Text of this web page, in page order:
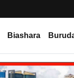
Biashara